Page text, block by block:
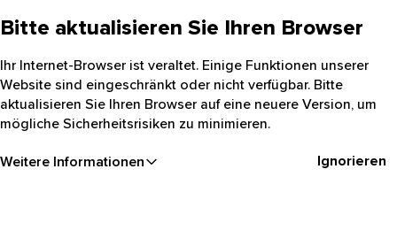
Bitte aktualisieren Sie Ihren Browser
Ihr Internet-Browser ist veraltet. Einige Funktionen unserer
Website sind eingeschränkt oder nicht verfügbar. Bitte
aktualisieren Sie Ihren Browser auf eine neuere Version, um
mögliche Sicherheitsrisiken zu minimieren.
Weitere Informationen Ignorieren